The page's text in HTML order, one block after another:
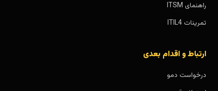
راهنمای ITSM
تمرینات ITIL4
ارتباط و اقدام بعدی
درخواست دمو